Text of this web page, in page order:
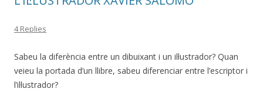
4 Replies
Sabeu la diferència entre un dibuixant i un il·lustrador? Quan
veieu la portada d’un llibre, sabeu diferenciar entre l’escriptor i
l’il·lustrador?